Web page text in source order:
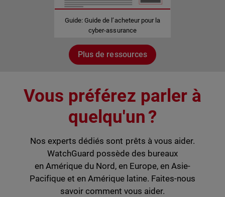
Guide: Guide de l’acheteur pour la
cyber-assurance
Plus de ressources
Vous préférez parler à
quelqu'un ?
Nos experts dédiés sont prêts à vous aider.
WatchGuard possède des bureaux
en Amérique du Nord, en Europe, en Asie-
Pacifique et en Amérique latine. Faites-nous
savoir comment vous aider.